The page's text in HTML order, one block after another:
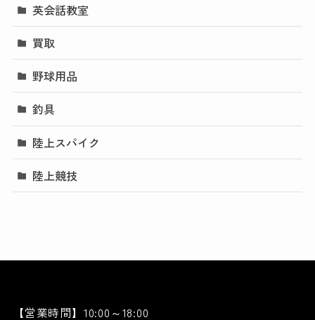
英会話教室
買取
野球用品
釣具
陸上スパイク
陸上競技
【営業時間】10:00～18:00